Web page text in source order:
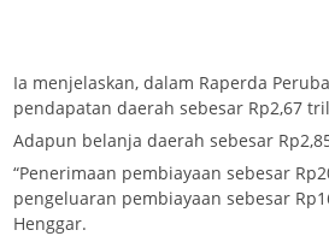
Ia menjelaskan, dalam Raperda
pendapatan daerah sebesar Rp2,67
Adapun belanja daerah sebesar
“Penerimaan pembiayaan sebesar
pengeluaran pembiayaan sebesar
Henggar.